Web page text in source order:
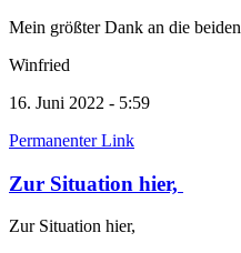
Mein größter Dank an die beiden
Winfried
16. Juni 2022 - 5:59
Permanenter Link
Zur Situation hier,
Zur Situation hier,